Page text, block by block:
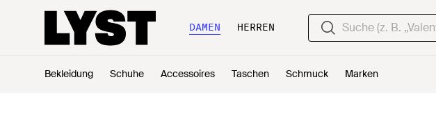
DAMEN HERREN
Bekleidung Schuhe Accessoires Taschen Schmuck Marken